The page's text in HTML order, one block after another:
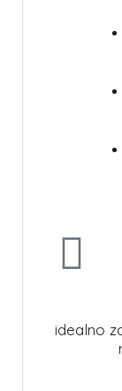
idealno